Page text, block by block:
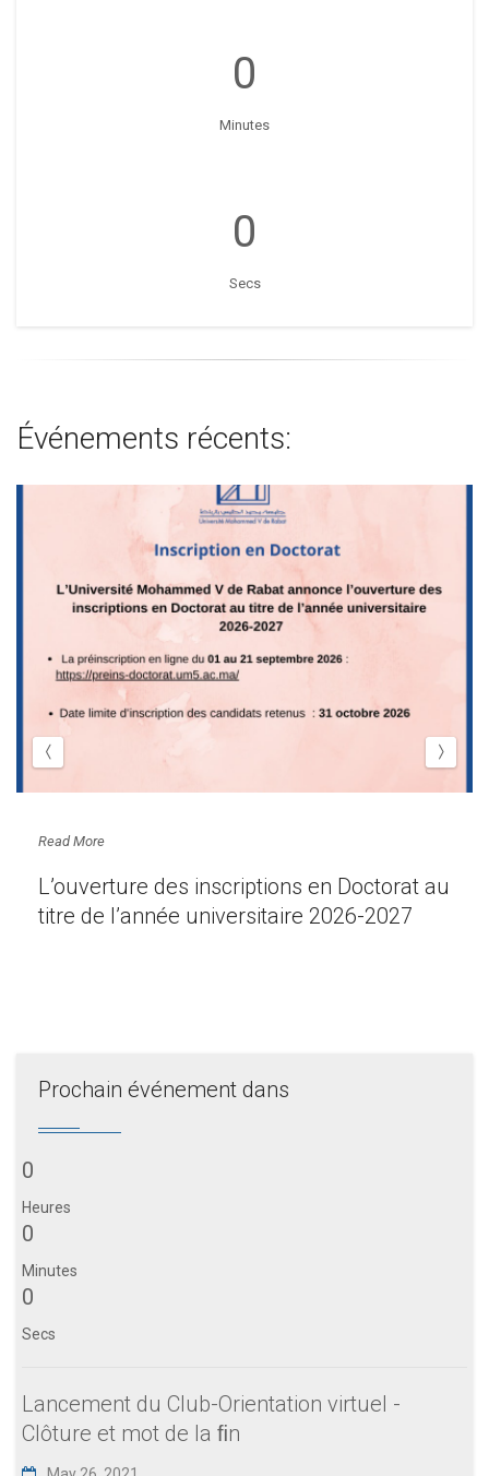
0
Minutes
0
Secs
Événements récents:
Read More
L’ouverture des inscriptions en Doctorat au
titre de l’année universitaire 2026-2027
Prochain événement dans
0
Heures
0
Minutes
0
Secs
Lancement du Club-Orientation virtuel -
Clôture et mot de la ﬁn